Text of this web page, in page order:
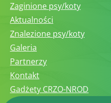
Zaginione psy/koty
Aktualności
Znalezione psy/koty
Galeria
Partnerzy
Kontakt
Gadżety CRZO-NROD